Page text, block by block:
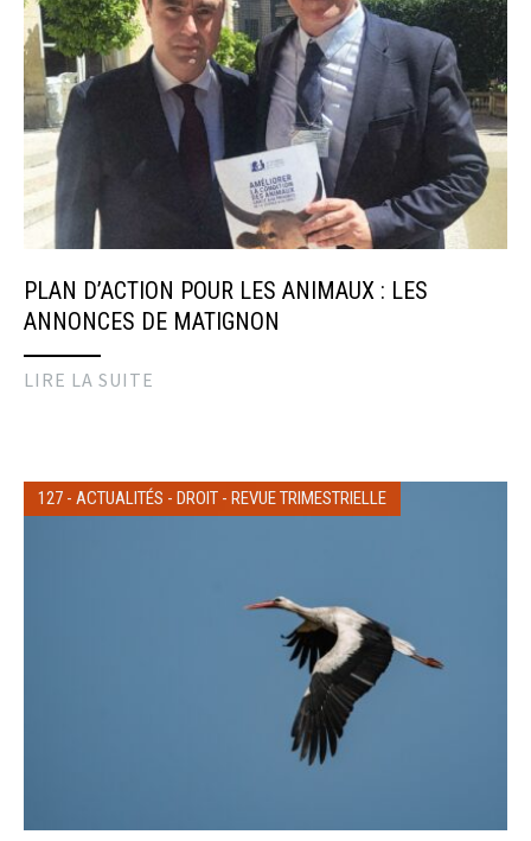
PLAN D’ACTION POUR LES ANIMAUX : LES
ANNONCES DE MATIGNON
LIRE LA SUITE
127 - ACTUALITÉS - DROIT - REVUE TRIMESTRIELLE